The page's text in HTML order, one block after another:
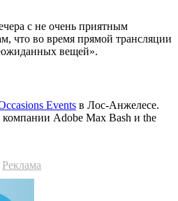
с не очень приятным
что во время прямой трансляции
вещей».
Events в Лос-Анжелесе.
Adobe Max Bash и the
Реклама